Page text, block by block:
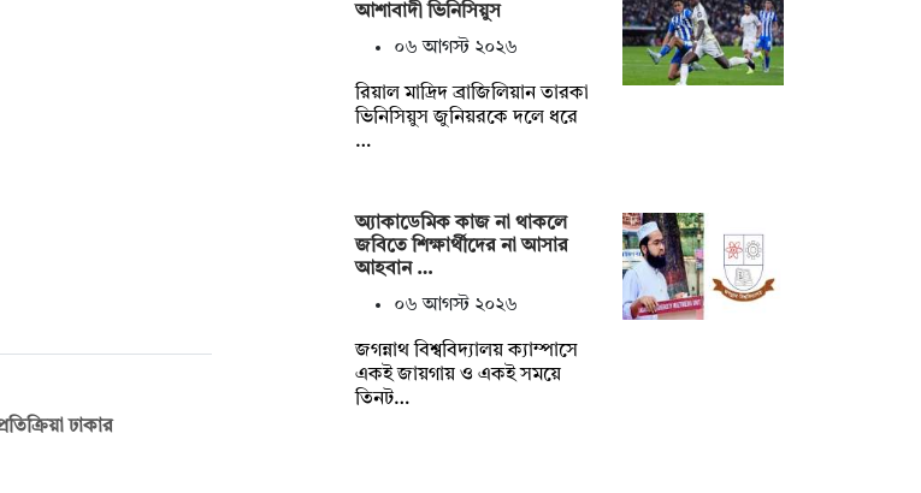
ঢাকার
আশাবাদী ভিনিসিয়ুস
০৬ আগস্ট ২০২৬
রিয়াল মাদ্রিদ ব্রাজিলিয়ান তারকা
ভিনিসিয়ুস জুনিয়রকে দলে ধরে
…
অ্যাকাডেমিক কাজ না থাকলে
জবিতে শিক্ষার্থীদের না আসার
আহবান …
০৬ আগস্ট ২০২৬
জগন্নাথ বিশ্ববিদ্যালয় ক্যাম্পাসে
একই জায়গায় ও একই সময়ে
তিনট…